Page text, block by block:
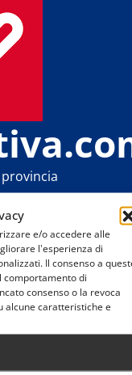
e/o accedere alle
l'esperienza di
Il consenso a
comportamento di
consenso o la revoca
alcune caratteristiche e
guida